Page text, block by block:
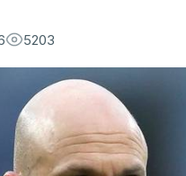
5203